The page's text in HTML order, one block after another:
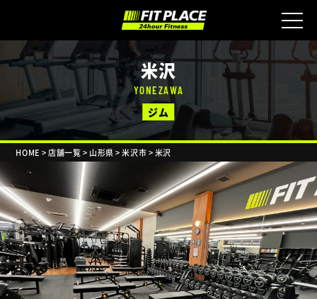
米沢
YONEZAWA
ジム
HOME > 店舗一覧> 山形県>米沢市>米沢